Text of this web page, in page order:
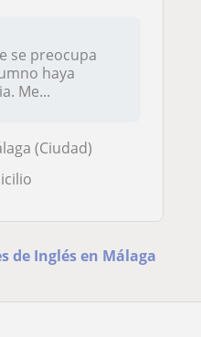
se preocupa
haya
Me...
(Ciudad)
de Inglés en Málaga